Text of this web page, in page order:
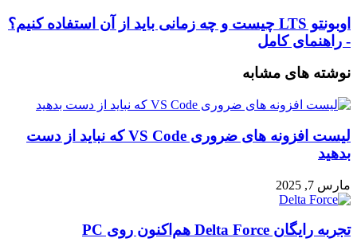
اوبونتو LTS چیست و چه زمانی باید از آن استفاده کنیم؟
- راهنمای کامل
نوشته های مشابه
لیست افزونه های ضروری VS Code که نباید از دست
بدهید
مارس 7, 2025
تجربه رایگان Delta Force هم‌اکنون روی PC